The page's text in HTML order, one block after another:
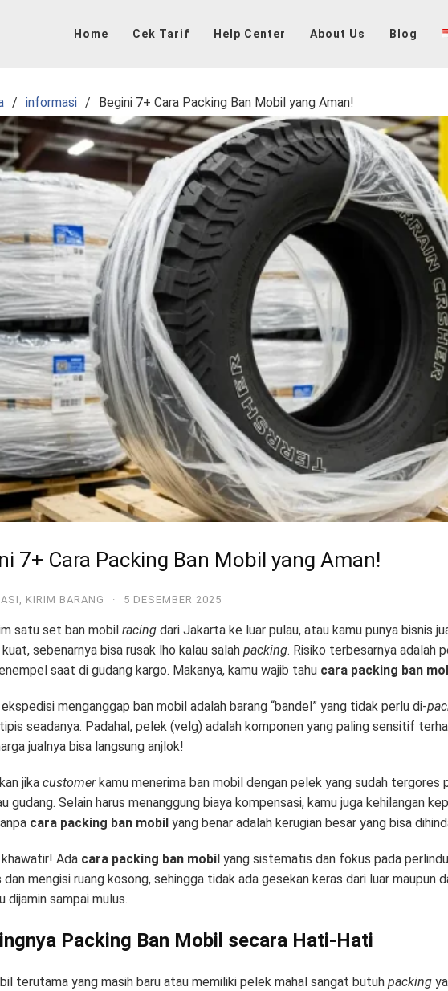
Home Cek Tarif Help Center About Us Blog
informasi Begini 7+ Cara Packing Ban Mobil yang Aman!
7+ Cara Packing Ban Mobil yang Aman!
, KIRIM BARANG · 5 DESEMBER 2025
satu set ban mobil racing dari Jakarta ke luar pulau, atau kamu punya bisnis
sebenarnya bisa rusak lho kalau salah packing. Risiko terbesarnya adalah
saat di gudang kargo. Makanya, kamu wajib tahu cara packing ban
ekspedisi menganggap ban mobil adalah barang “bandel” yang tidak perlu di-
seadanya. Padahal, pelek (velg) adalah komponen yang paling sensitif
jualnya bisa langsung anjlok!
jika customerkamu menerima ban mobil dengan pelek yang sudah tergores
gudang. Selain harus menanggung biaya kompensasi, kamu juga kehilangan
cara packing ban mobil yang benar adalah kerugian besar yang bisa
Ada cara packing ban mobil yang sistematis dan fokus pada
dan mengisi ruang kosong, sehingga tidak ada gesekan keras dari luar maupun
dijamin sampai mulus.
Packing Ban Mobil secara Hati-Hati
terutama yang masih baru atau memiliki pelek mahal sangat butuh packing